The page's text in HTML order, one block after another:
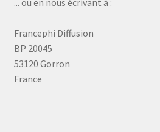
Francephi Diffusion
BP 20045
53120 Gorron
France